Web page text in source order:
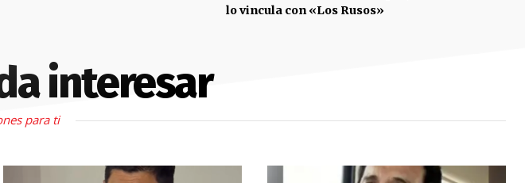
lo vincula con «Los Rusos»
interesar
para ti